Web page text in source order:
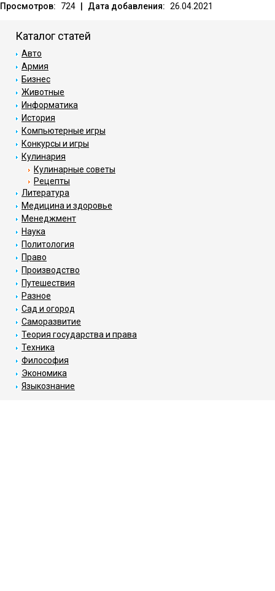
Просмотров: 724 Дата добавления: 26.04.2021
Каталог статей
Авто
Армия
Бизнес
Животные
Информатика
История
Компьютерные игры
Конкурсы и игры
Кулинария
Кулинарные советы
Рецепты
Литература
Медицина и здоровье
Менеджмент
Наука
Политология
Право
Производство
Путешествия
Разное
Сад и огород
Саморазвитие
Теория государства и права
Техника
Философия
Экономика
Языкознание